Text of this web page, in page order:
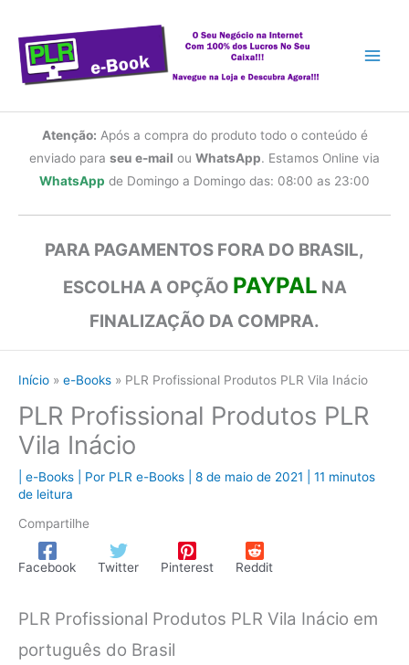
conteúdo
Atenção: Após a compra do produto todo o conteúdo é
enviado para seu e-mail ou WhatsApp. Estamos Online via
WhatsApp de Domingo a Domingo das: 08:00 as 23:00
PARA PAGAMENTOS FORA DO BRASIL,
ESCOLHA A OPÇÃO PAYPAL NA
FINALIZAÇÃO DA COMPRA.
Início e-Books PLR Profissional Produtos PLR Vila Inácio
PLR Profissional Produtos PLR
Vila Inácio
e-Books | Por PLR e-Books 8 de maio de 2021
11 minutos
de leitura
Compartilhe
Facebook Twitter Pinterest Reddit
PLR Profissional Produtos PLR Vila Inácio em
português do Brasil